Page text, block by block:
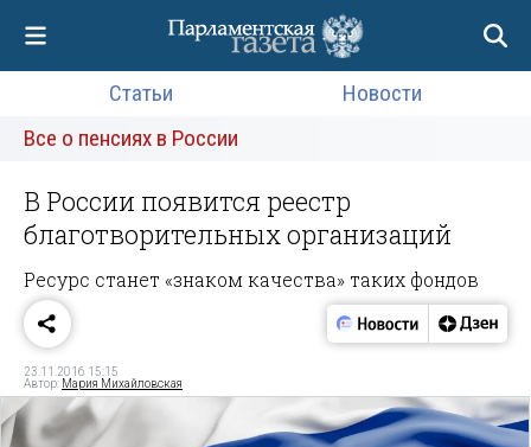
Статьи
Новости
Все о пенсиях в России
В России появится реестр
благотворительных организаций
Ресурс станет «знаком качества» таких фондов
23.11.2016 15:15
Автор: Мария Михайловская